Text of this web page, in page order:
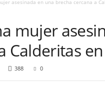
asesinada en una brecha cercana a
mujer
Calderitas
388 0